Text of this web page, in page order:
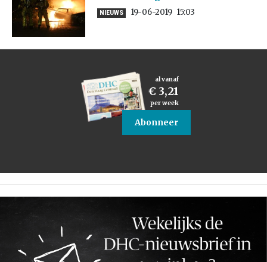
NIEUWS 19-06-2019 15:03
al vanaf
€ 3,21
per week
Abonneer